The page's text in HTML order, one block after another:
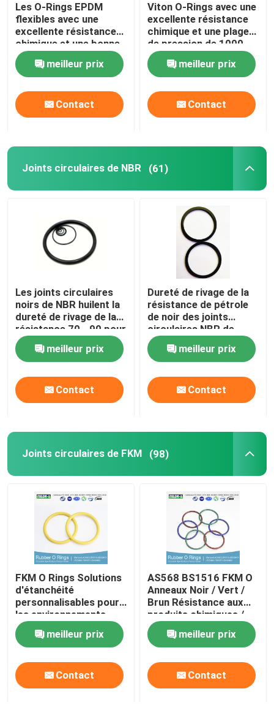
Aperçu
Produits
Vidéos
A propos de nous
Visite d'usine
Contrôle de la qualité
Contact
nouvelles
Les O-Rings EPDM
flexibles avec une
excellente résistance
chimique et une bonne
résistance aux UV
meilleur prix
Contact
Viton O-Rings avec une
excellente résistance
chimique et une plage
de pression de 1000
psi
meilleur prix
Contact
Joints circulaires de NBR (61)
Les joints circulaires
noirs de NBR huilent la
dureté de rivage de la
résistance 70 - 90 pour
des compresseurs à
gaz
meilleur prix
Contact
Dureté de rivage de la
résistance de pétrole
de noir des joints
circulaires NBR de
compresseurs à gaz 70
- 90
meilleur prix
Contact
Joints circulaires de FKM (98)
FKM O Rings Solutions
d'étanchéité
personnalisables pour
les environnements
exigeants
meilleur prix
Contact
AS568 BS1516 FKM O
Anneaux Noir / Vert /
Brun Résistance aux
produits chimiques /
huile Résistance aux
UV
meilleur prix
Contact